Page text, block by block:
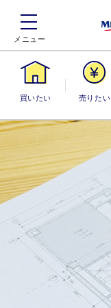
買いたい 売りたい